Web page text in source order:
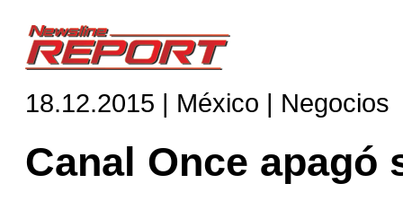
18.12.2015 | México | Negocios
Canal Once apagó